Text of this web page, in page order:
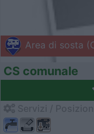
Area di sosta
CS comunale